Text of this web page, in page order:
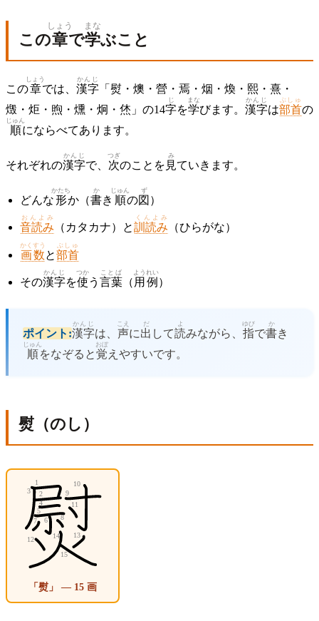
この章
しょう
で学
まな
ぶこと
この章
しょう
では、 漢字
かんじ
「熨・燠・營・焉・烟・煥・熙・熹・
燬・炬・煦・燻・炯・烋」の14字
じ
を学
まな
びます。 漢字
かんじ
は部首
ぶしゅ
の
順
じゅん
にならべてあります。
それぞれの漢字
かんじ
で、 次
つぎ
のことを 見
み
ていきます。
どんな形
かたち
か（書
か
き 順
じゅん
の図
ず
）
音読み
おんよみ
（カタカナ）と訓読み
くんよみ
（ひらがな）
画数
かくすう
と部首
ぶしゅ
その漢字
かんじ
を使
つか
う 言葉
ことば
（ 用例
ようれい
）
ポイント:漢字
かんじ
は、 声
こえ
に出
だ
して読
よ
みながら、 指
ゆび
で書
か
き
順
じゅん
をなぞると覚
おぼ
えやすいです。
熨（のし）
「熨」 — 15 画